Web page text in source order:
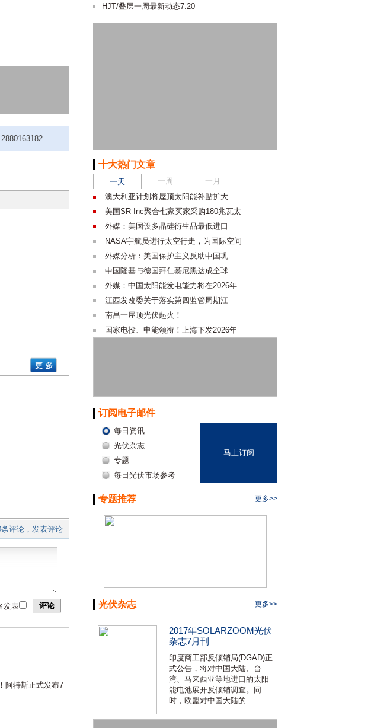
条评论，发表评论
评论
发表
阿特斯正式发布7
HJT/叠层一周最新动态7.20
十大热门文章
一天 一周
一月
澳大利亚计划将屋顶太阳能补贴扩大
美国SR Inc聚合七家买家采购180兆瓦太
外媒：美国设多晶硅衍生品最低进口
NASA宇航员进行太空行走，为国际空间
外媒分析：美国保护主义反助中国巩
中国隆基与德国拜仁慕尼黑达成全球
外媒：中国太阳能发电能力将在2026年
江西发改委关于落实第四监管周期江
南昌一屋顶光伏起火！
国家电投、申能领衔！上海下发2026年
订阅电子邮件
每日资讯
光伏杂志
专题
每日光伏市场参考
马上订阅
专题推荐 更多>>
光伏杂志 更多>>
2017年SOLARZOOM光伏
杂志7月刊
印度商工部反倾销局(DGAD)正
式公告，将对中国大陆、台
湾、马来西亚等地进口的太阳
能电池展开反倾销调查。同
时，欧盟对中国大陆的